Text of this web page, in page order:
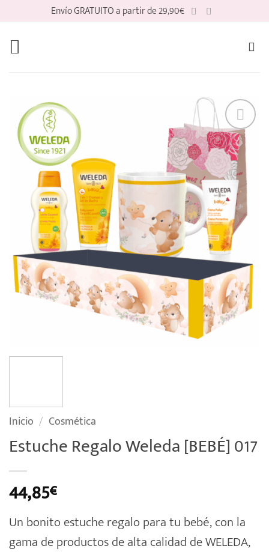
contenido
Envío GRATUITO a partir de 29,90€
Inicio / Cosmética
Estuche Regalo Weleda [BEBÉ] 017
44,85€
Un bonito estuche regalo para tu bebé, con la
gama de productos de alta calidad de WELEDA,